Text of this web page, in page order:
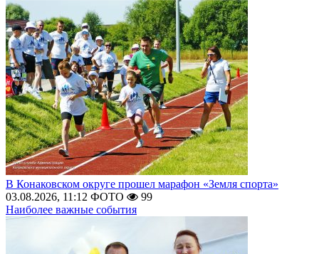
В Конаковском округе прошел марафон «Земля спорта»
03.08.2026, 11:12 ФОТО
99
Наиболее важные события